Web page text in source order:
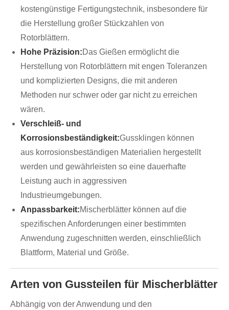
kostengünstige Fertigungstechnik, insbesondere für
die Herstellung großer Stückzahlen von
Rotorblättern.
Hohe Präzision:Das Gießen ermöglicht die
Herstellung von Rotorblättern mit engen Toleranzen
und komplizierten Designs, die mit anderen
Methoden nur schwer oder gar nicht zu erreichen
wären.
Verschleiß- und
Korrosionsbeständigkeit:Gussklingen können
aus korrosionsbeständigen Materialien hergestellt
werden und gewährleisten so eine dauerhafte
Leistung auch in aggressiven
Industrieumgebungen.
Anpassbarkeit:Mischerblätter können auf die
spezifischen Anforderungen einer bestimmten
Anwendung zugeschnitten werden, einschließlich
Blattform, Material und Größe.
Arten von Gussteilen für Mischerblätter
Abhängig von der Anwendung und den